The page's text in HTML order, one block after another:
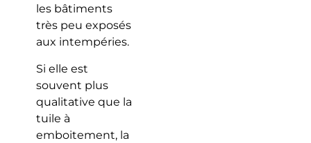
les bâtiments
très peu exposés
aux intempéries.
Si elle est
souvent plus
qualitative que la
tuile à
emboitement, la